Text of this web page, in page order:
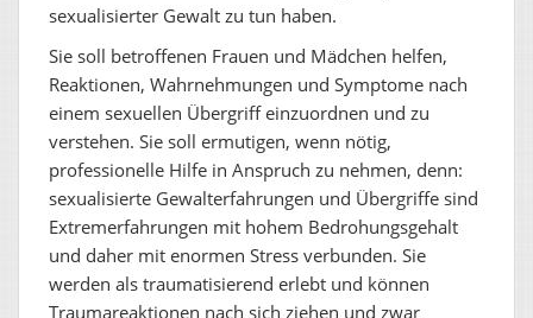
sexualisierter Gewalt zu tun haben.
Sie soll betroffenen Frauen und Mädchen helfen,
Reaktionen, Wahrnehmungen und Symptome nach
einem sexuellen Übergriff einzuordnen und zu
verstehen. Sie soll ermutigen, wenn nötig,
professionelle Hilfe in Anspruch zu nehmen, denn:
sexualisierte Gewalterfahrungen und Übergriffe sind
Extremerfahrungen mit hohem Bedrohungsgehalt
und daher mit enormen Stress verbunden. Sie
werden als traumatisierend erlebt und können
Traumareaktionen nach sich ziehen und zwar